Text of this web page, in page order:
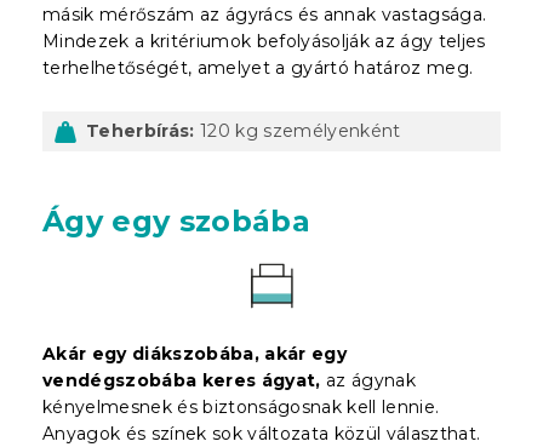
másik mérőszám az ágyrács és annak vastagsága.
Mindezek a kritériumok befolyásolják az ágy teljes
terhelhetőségét, amelyet a gyártó határoz meg.
Teherbírás: 120 kg személyenként
Ágy egy szobába
Akár egy diákszobába, akár egy
vendégszobába keres ágyat, az ágynak
kényelmesnek és biztonságosnak kell lennie.
Anyagok és színek sok változata közül választhat.